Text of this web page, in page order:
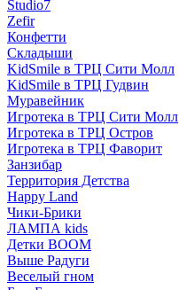
Studio7
Zefir
Конфетти
Складыши
KidSmile в ТРЦ Сити Молл
KidSmile в ТРЦ Гудвин
Муравейник
Игротека в ТРЦ Сити Молл
Игротека в ТРЦ Остров
Игротека в ТРЦ Фаворит
Занзибар
Территория Детства
Happy Land
Чики-Брики
ЛАМПА kids
Детки BOOM
Выше Радуги
Веселый гном